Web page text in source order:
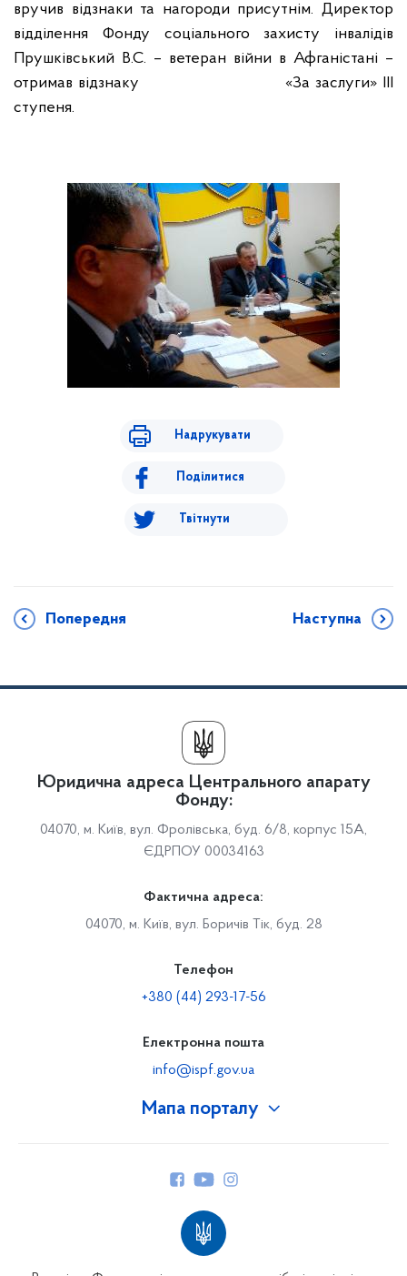
вручив відзнаки та нагороди присутнім. Директор
відділення Фонду соціального захисту інвалідів
Прушківський В.С. – ветеран війни в Афганістані –
отримав відзнаку
«За заслуги» ІІІ
ступеня.
Надрукувати
Поділитися
Твітнути
Попередня Наступна
Мапа порталу
Юридична адреса Центрального апарату
Фонду:
04070, м. Київ, вул. Фролівська, буд. 6/8, корпус 15А,
ЄДРПОУ 00034163
Фактична адреса:
04070, м. Київ, вул. Боричів Тік, буд. 28
Телефон
+380 (44) 293-17-56
Електронна пошта
info@ispf.gov.ua